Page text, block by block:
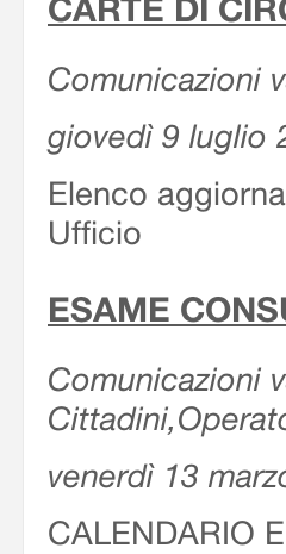
CARTE DI
Comunicazioni
giovedì 9 luglio
Elenco
Ufficio
ESAME
Comunicazioni
venerdì 13
CALENDARIO